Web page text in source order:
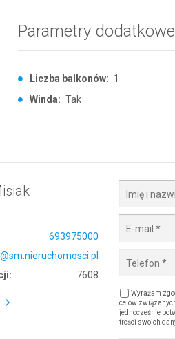
Parametry dodatkowe
Liczba balkonów: 1
Winda: Tak
693975000
7608
Wyrażam
celów
jednocześnie
treści swoich